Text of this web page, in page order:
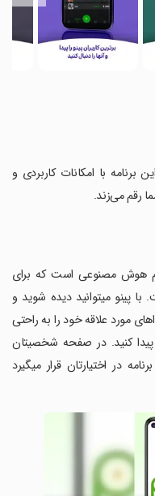
برنامه با امکانات کاربردی و
رقم می‌زند.
هوش مصنوعی است که برای
با پینو میتوانید دیده شوید و
مورد علاقه خود را به راحتی
کنید. در صفحه شخصیتان
در اختیارتان قرار میگیرد